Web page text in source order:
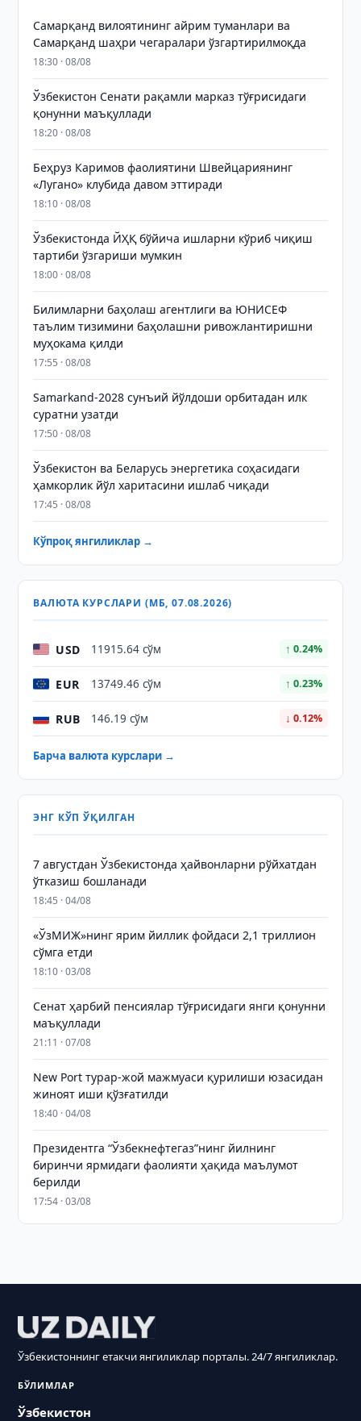
Самарқанд вилоятининг айрим туманлари ва
Самарқанд шаҳри чегаралари ўзгартирилмоқда
18:30 · 08/08
Ўзбекистон Сенати рақамли марказ тўғрисидаги
қонунни маъқуллади
18:20 · 08/08
Беҳруз Каримов фаолиятини Швейцариянинг
«Лугано» клубида давом эттиради
18:10 · 08/08
Ўзбекистонда ЙҲҚ бўйича ишларни кўриб чиқиш
тартиби ўзгариши мумкин
18:00 · 08/08
Билимларни баҳолаш агентлиги ва ЮНИСЕФ
таълим тизимини баҳолашни ривожлантиришни
муҳокама қилди
17:55 · 08/08
Samarkand-2028 сунъий йўлдоши орбитадан илк
суратни узатди
17:50 · 08/08
Ўзбекистон ва Беларусь энергетика соҳасидаги
ҳамкорлик йўл харитасини ишлаб чиқади
17:45 · 08/08
Кўпроқ янгиликлар →
ВАЛЮТА КУРСЛАРИ (МБ, 07.08.2026)
USD 11915.64 сўм ↑ 0.24%
EUR 13749.46 сўм ↑ 0.23%
RUB 146.19 сўм ↓ 0.12%
Барча валюта курслари →
ЭНГ КЎП ЎҚИЛГАН
7 августдан Ўзбекистонда ҳайвонларни рўйхатдан
ўтказиш бошланади
18:45 · 04/08
«ЎзМИЖ»нинг ярим йиллик фойдаси 2,1 триллион
сўмга етди
18:10 · 03/08
Сенат ҳарбий пенсиялар тўғрисидаги янги қонунни
маъқуллади
21:11 · 07/08
New Port турар-жой мажмуаси қурилиши юзасидан
жиноят иши қўзғатилди
18:40 · 04/08
Президентга “Ўзбекнефтегаз”нинг йилнинг
биринчи ярмидаги фаолияти ҳақида маълумот
берилди
17:54 · 03/08
Ўзбекистоннинг етакчи янгиликлар порталы. 24/7 янгиликлар.
БЎЛИМЛАР
Ўзбекистон